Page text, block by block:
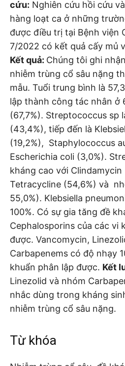
cứu: Nghiên cứu hồi cứu
hàng loạt ca ở những
được điều trị tại Bệnh viện
7/2022 có kết quả cấy mủ
Kết quả: Chúng tôi ghi
nhiễm trùng cổ sâu nặng
mẫu. Tuổi trung bình là
lập thành công tác nhân ở
(67,7%). Streptococcus sp
(43,4%), tiếp đến là
(19,2%), Staphylococcus
Escherichia coli (3,0%).
kháng cao với Clindamycin
Tetracycline (54,6%) và
55,0%). Klebsiella
100%. Có sự gia tăng đề
Cephalosporins của các vi
được. Vancomycin,
Carbapenems có độ nhạy
khuẩn phân lập được. Kết
Linezolid và nhóm
nhắc dùng trong kháng
nhiễm trùng cổ sâu nặng.
Từ khóa